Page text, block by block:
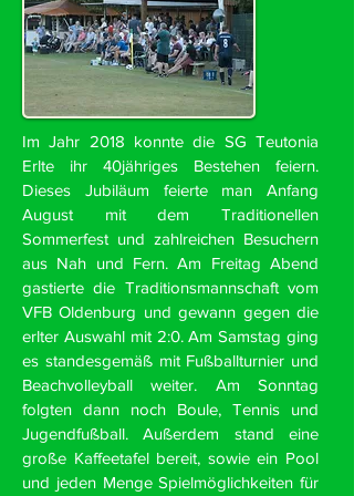
Im Jahr 2018 konnte die SG Teutonia
Erlte ihr 40jähriges Bestehen feiern.
Dieses Jubiläum feierte man Anfang
August mit dem Traditionellen
Sommerfest und zahlreichen Besuchern
aus Nah und Fern. Am Freitag Abend
gastierte die Traditionsmannschaft vom
VFB Oldenburg und gewann gegen die
erlter Auswahl mit 2:0. Am Samstag ging
es standesgemäß mit Fußballturnier und
Beachvolleyball weiter. Am Sonntag
folgten dann noch Boule, Tennis und
Jugendfußball. Außerdem stand eine
große Kaffeetafel bereit, sowie ein Pool
und jeden Menge Spielmöglichkeiten für